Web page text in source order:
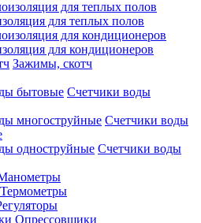
для теплых полов
для кондиционеров
Зажимы, скотч
Счетчики воды
Счетчики воды
Счетчики воды
Термометры
Опрессовщики